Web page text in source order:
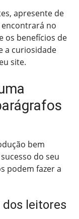
apresente de
no
os benefícios de
a curiosidade
site.
bem
do seu
podem fazer a
leitores